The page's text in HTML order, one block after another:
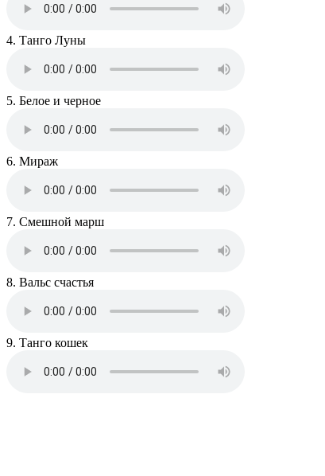
4. Танго Луны
5. Белое и черное
6. Мираж
7. Смешной марш
8. Вальс счастья
9. Танго кошек